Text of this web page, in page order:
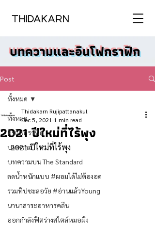
บทความและอินโฟกราฟิก
Post
ทั้งหมด
อินโฟกราฟิก
บทความ
บทความบน The Standard
ลดน้ำหนักแบบ #ผอมได้ไม่ต้องอด
รวมทิปชะลอวัย #อ่านแล้วYoung
นานาสาระอาหารคลีน
ออกกำลังฟิตร่างสไตล์หมอผิง
ทั้งหมด
2021 ปีใหม่ที่ไร้พุง
Thidakarn Rujipattanakul
Dec 5, 2021 1 min read
2021 ปีใหม่ที่ไร้พุง